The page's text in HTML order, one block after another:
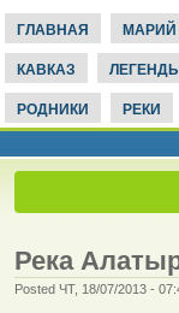
ГЛАВНАЯ МАРИЙ
КАВКАЗ ЛЕГЕНДЫ
РОДНИКИ РЕКИ
Река
Posted ЧТ, 18/07/2013 -